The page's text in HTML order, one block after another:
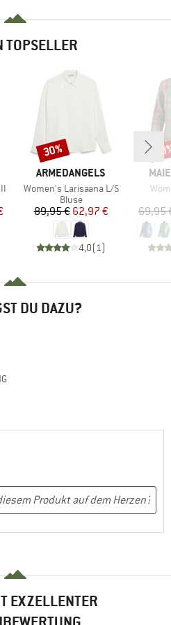
TOPSELLER
Preis
MARKE
ARMEDANGELS
Artikel
Women's Larisaana L/S
Produktgruppe
Bluse
Preis
89,95 €reduzierter Preis
62,97 €
4,0(1)
Rabatt
30%
69,95
DU DAZU?
EXZELLENTER